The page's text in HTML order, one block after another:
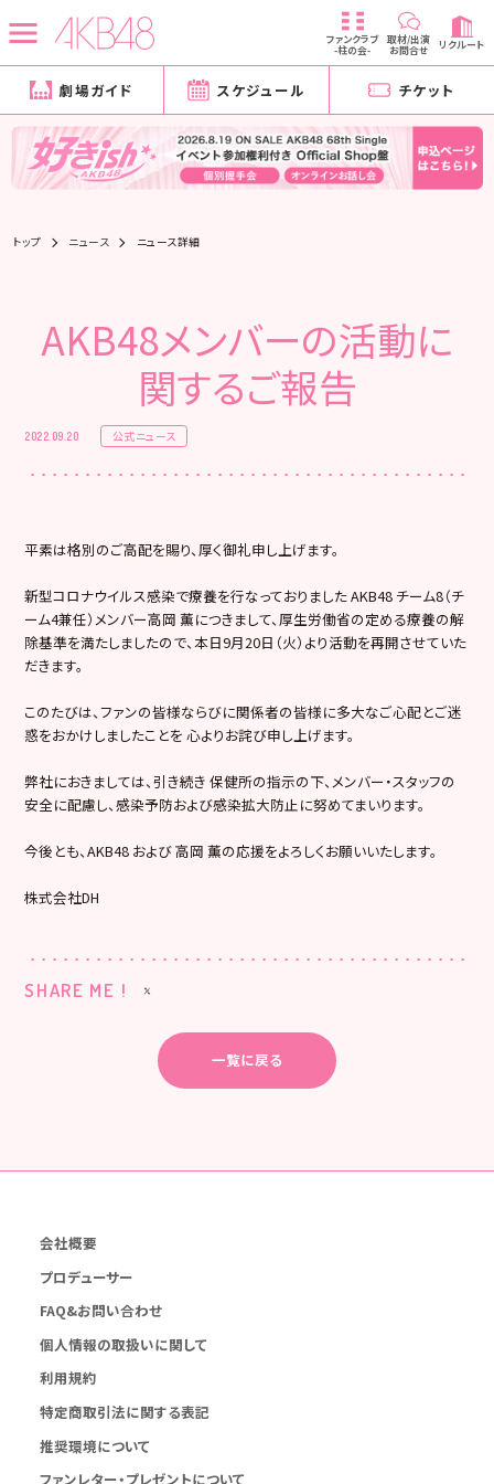
ファンクラブ
-柱の会-
取材/出演
お問合せ リクルート
劇場ガイド スケジュール チケット
トップ ニュース ニュース詳細
AKB48メンバーの活動に
関するご報告
2022.09.20 公式ニュース
平素は格別のご高配を賜り、厚く御礼申し上げます。
新型コロナウイルス感染で療養を行なっておりました AKB48 チーム8（チ
ーム4兼任）メンバー高岡 薫につきまして、厚生労働省の定める療養の解
除基準を満たしましたので、本日9月20日（火）より活動を再開させていた
だきます。
このたびは、ファンの皆様ならびに関係者の皆様に多大なご心配とご迷
惑をおかけしましたことを 心よりお詫び申し上げます。
弊社におきましては、引き続き 保健所の指示の下、メンバー・スタッフの
安全に配慮し、感染予防および感染拡大防止に努めてまいります。
今後とも、AKB48 および 高岡 薫の応援をよろしくお願いいたします。
株式会社DH
SHARE ME !
一覧に戻る
会社概要
プロデューサー
FAQ&お問い合わせ
個人情報の取扱いに関して
利用規約
特定商取引法に関する表記
推奨環境について
ファンレター・プレゼントについて